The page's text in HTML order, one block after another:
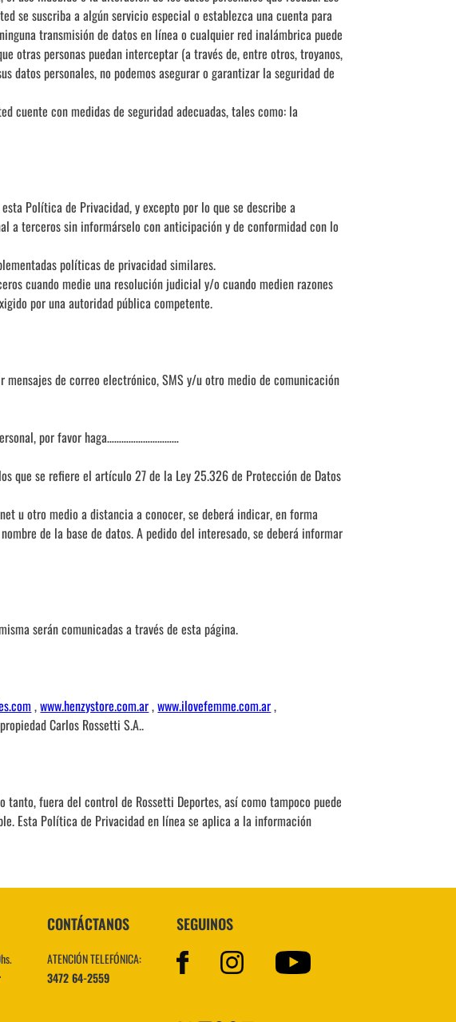
se suscriba a algún servicio especial o establezca una cuenta para
transmisión de datos en línea o cualquier red inalámbrica puede
otras personas puedan interceptar (a través de, entre otros, troyanos,
datos personales, no podemos asegurar o garantizar la seguridad de
cuente con medidas de seguridad adecuadas, tales como: la
Política de Privacidad, y excepto por lo que se describe a
a terceros sin informárselo con anticipación y de conformidad con lo
políticas de privacidad similares.
cuando medie una resolución judicial y/o cuando medien razones
por una autoridad pública competente.
de correo electrónico, SMS y/u otro medio de comunicación
por favor haga…………………………
que se refiere el artículo 27 de la Ley 25.326 de Protección de Datos
u otro medio a distancia a conocer, se deberá indicar, en forma
de la base de datos. A pedido del interesado, se deberá informar
serán comunicadas a través de esta página.
,www.henzystore.com.ar,www.ilovefemme.com.ar,
Carlos Rossetti S.A..
fuera del control de Rossetti Deportes, así como tampoco puede
Esta Política de Privacidad en línea se aplica a la información
CONTÁCTANOS
ATENCIÓN TELEFÓNICA:
3472 64-2559
SEGUINOS